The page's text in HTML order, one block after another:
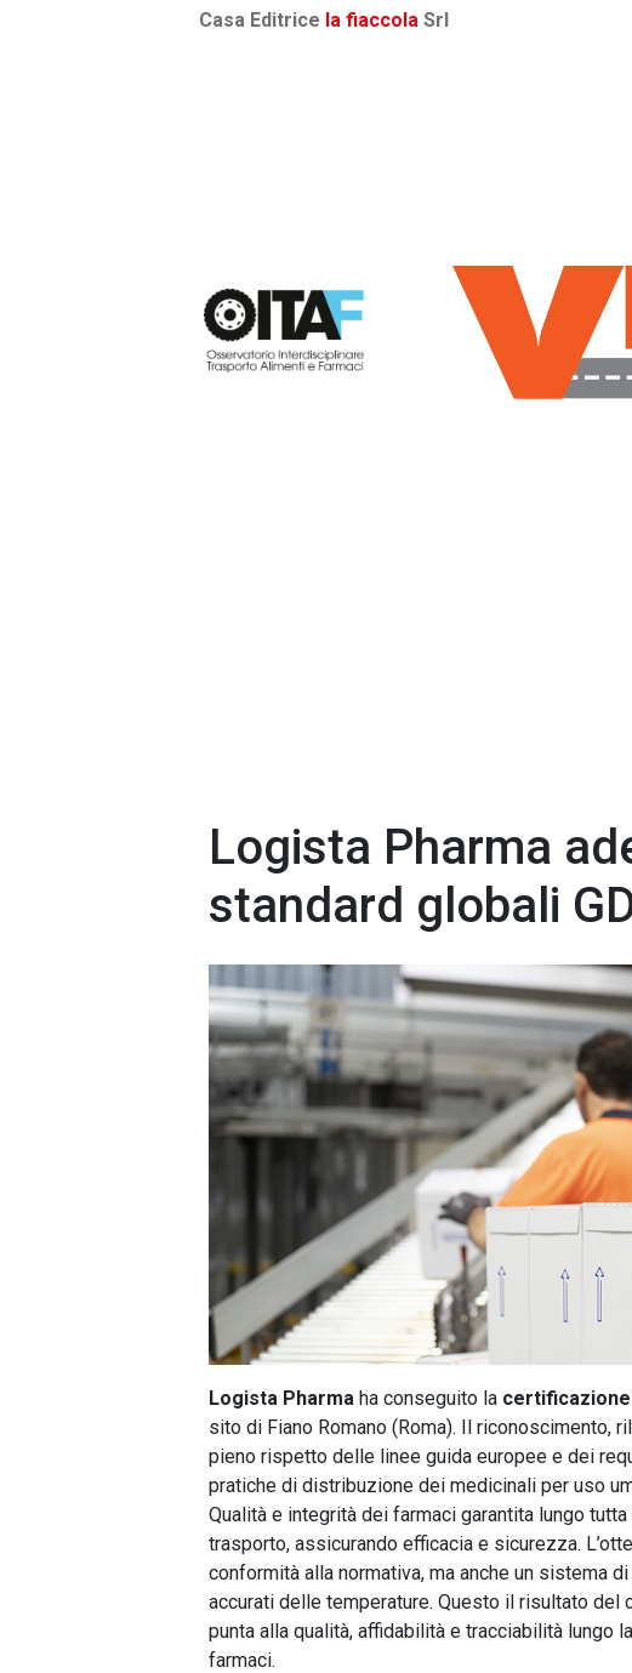
Casa Editrice la fiaccola Srl
Logista Pharma
standard globali
Logista Pharma ha conseguito la certificazione
sito di Fiano Romano (Roma). Il riconoscimento,
pieno rispetto delle linee guida europee e dei
pratiche di distribuzione dei medicinali per uso
Qualità e integrità dei farmaci garantita lungo
trasporto, assicurando efficacia e sicurezza.
conformità alla normativa, ma anche un sistema
accurati delle temperature. Questo il risultato del
punta alla qualità, affidabilità e tracciabilità lungo
farmaci.